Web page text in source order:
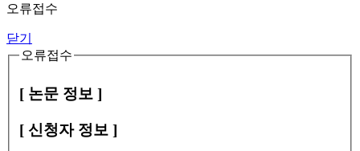
오류접수
닫기
오류접수
[ 논문 정보 ]
[ 신청자 정보 ]